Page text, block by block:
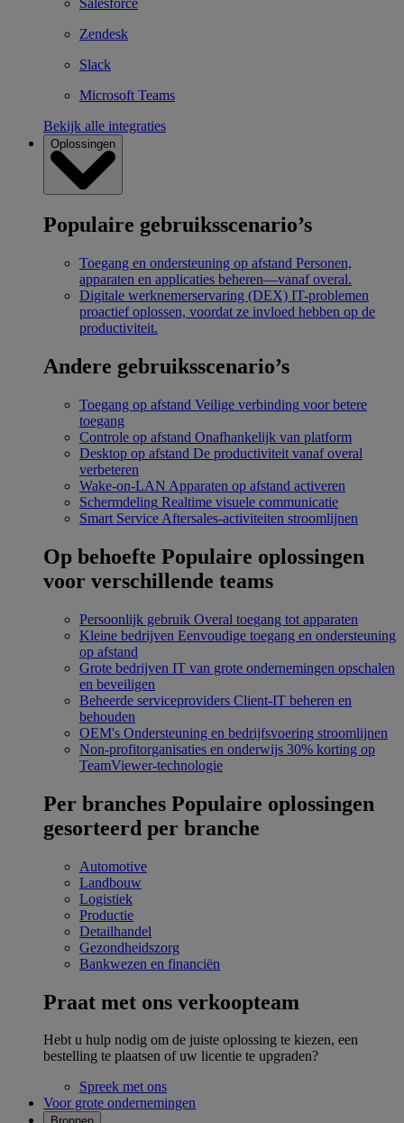
Salesforce
Zendesk
Slack
Microsoft Teams
Bekijk alle integraties
Oplossingen
Populaire gebruiksscenario’s
Toegang en ondersteuning op afstand Personen,
apparaten en applicaties beheren—vanaf overal.
Digitale werknemerservaring (DEX) IT-problemen
proactief oplossen, voordat ze invloed hebben op de
productiviteit.
Andere gebruiksscenario’s
Toegang op afstand Veilige verbinding voor betere
toegang
Controle op afstand Onafhankelijk van platform
Desktop op afstand De productiviteit vanaf overal
verbeteren
Wake-on-LAN Apparaten op afstand activeren
Schermdeling Realtime visuele communicatie
Smart Service Aftersales-activiteiten stroomlijnen
Op behoefte Populaire oplossingen
voor verschillende teams
Persoonlijk gebruik Overal toegang tot apparaten
Kleine bedrijven Eenvoudige toegang en ondersteuning
op afstand
Grote bedrijven IT van grote ondernemingen opschalen
en beveiligen
Beheerde serviceproviders Client-IT beheren en
behouden
OEM's Ondersteuning en bedrijfsvoering stroomlijnen
Non-profitorganisaties en onderwijs 30% korting op
TeamViewer-technologie
Per branches Populaire oplossingen
gesorteerd per branche
Automotive
Landbouw
Logistiek
Productie
Detailhandel
Gezondheidszorg
Bankwezen en financiën
Praat met ons verkoopteam
Hebt u hulp nodig om de juiste oplossing te kiezen, een
bestelling te plaatsen of uw licentie te upgraden?
Spreek met ons
Voor grote ondernemingen